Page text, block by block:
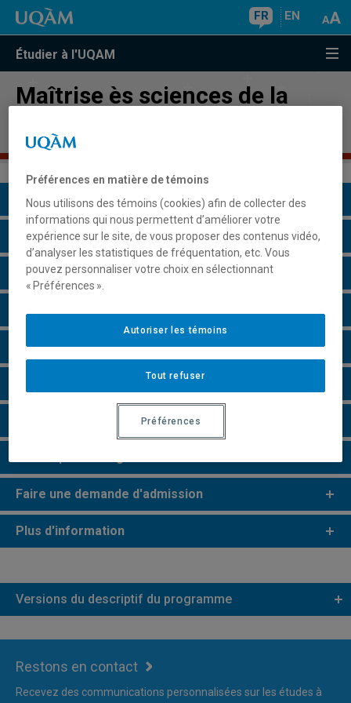
FR EN
Étudier à l'UQAM
Maîtrise ès sciences de la
gestion
Présentation du programme
Conditions d'admission
Cours à suivre et horaires
Particularités
Perspectives professionnelles
Champs de recherche
Faire une demande d'admission
Plus d'information
Versions du descriptif du programme
Restons en contact
Recevez des communications personnalisées sur les études à
Préférences en matière de témoins
Nous utilisons des témoins (cookies) afin de collecter des
informations qui nous permettent d’améliorer votre
expérience sur le site, de vous proposer des contenus vidéo,
d’analyser les statistiques de fréquentation, etc. Vous
pouvez personnaliser votre choix en sélectionnant
« Préférences ».
Tout refuser
Autoriser les témoins
Préférences